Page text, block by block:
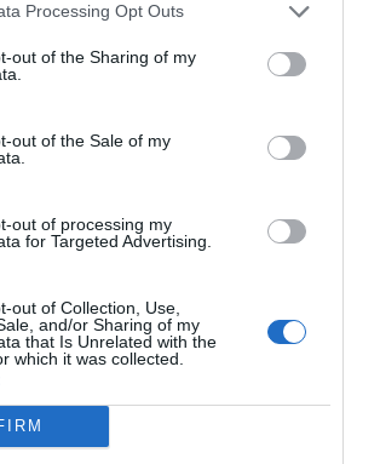
Processing Opt Outs
out of the Sharing of my
out of the Sale of my
out of processing my
for Targeted Advertising.
out of Collection, Use,
and/or Sharing of my
that Is Unrelated with the
which it was collected.
mencionar els objectes que
se a les caixes de The
Fahy com Zamora asseguren
mai saben què introdueixen els
han d’acceptar i signar les
i nosaltres confiem que les
mai no sabrem què hi ha a dins,
Fahy.
no sabrem què hi
sense